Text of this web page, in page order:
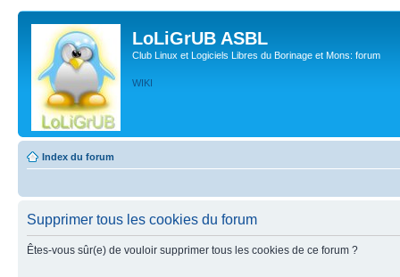
LoLiGrUB ASBL
Club Linux et Logiciels Libres du Borinage et Mons: forum
WIKI
Index du forum
Supprimer tous les cookies du forum
Êtes-vous sûr(e) de vouloir supprimer tous les cookies de ce forum ?